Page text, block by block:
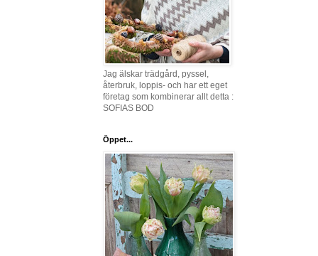
Jag älskar trädgård, pyssel,
återbruk, loppis- och har ett eget
företag som kombinerar allt detta :
SOFIAS BOD
Öppet...